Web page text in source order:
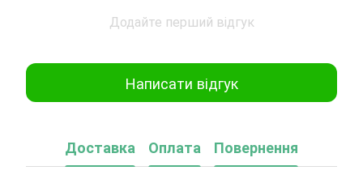
Додайте перший відгук
Написати відгук
Доставка Оплата Повернення